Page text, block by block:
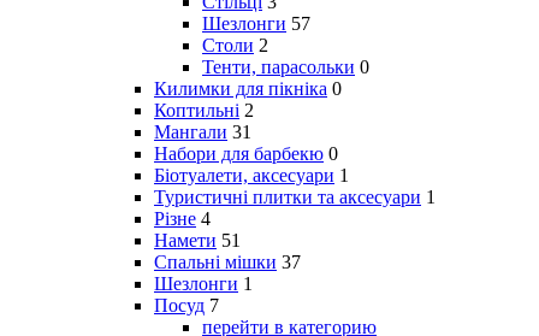
Шезлонги 57
Столи 2
Тенти, парасольки 0
Килимки для пікніка 0
Коптильні 2
Мангали 31
Набори для барбекю 0
Біотуалети, аксесуари 1
Туристичні плитки та аксесуари 1
Різне 4
Намети 51
Спальні мішки 37
Шезлонги 1
Посуд 7
перейти в категорию